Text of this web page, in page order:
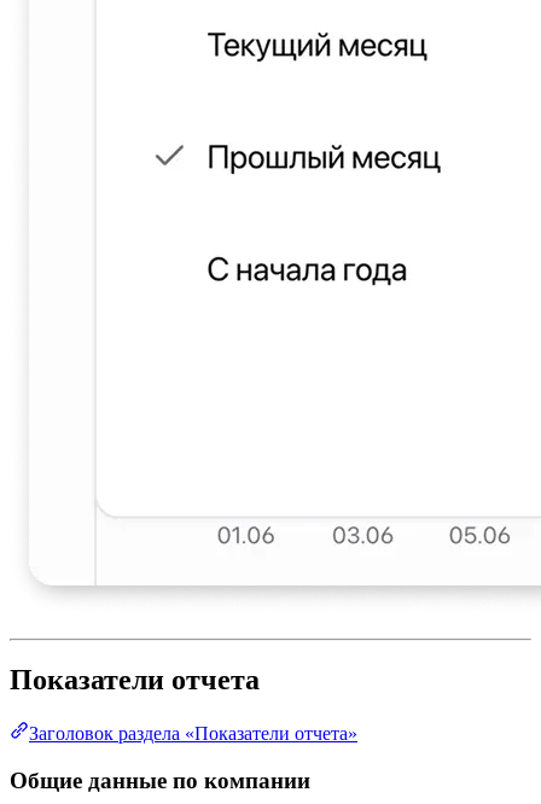
Показатели отчета
Заголовок раздела «Показатели отчета»
Общие данные по компании